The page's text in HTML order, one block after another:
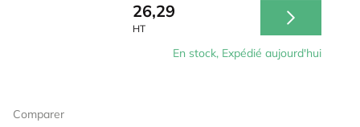
26,29
HT
En stock, Expédié aujourd'hui
Comparer